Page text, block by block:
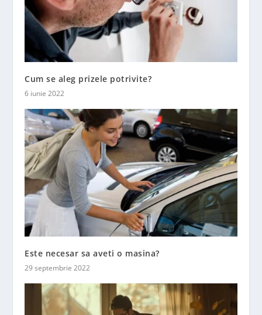
Cum se aleg prizele potrivite?
6 iunie 2022
Este necesar sa aveti o masina?
29 septembrie 2022